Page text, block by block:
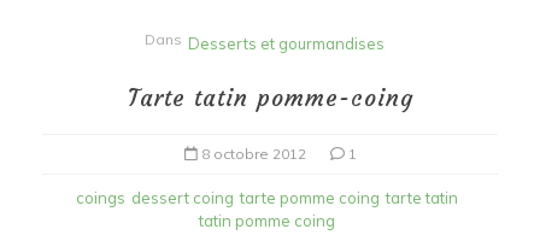
Dans Desserts et gourmandises
Tarte tatin pomme-coing
8 octobre 2012 1
coings dessert coing tarte pomme coing tarte tatin
tatin pomme coing